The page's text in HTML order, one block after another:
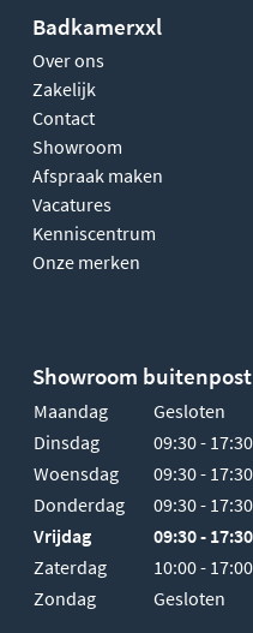
Badkamerxxl
Over ons
Zakelijk
Contact
Showroom
Afspraak maken
Vacatures
Kenniscentrum
Onze merken
Showroom buitenpost
Maandag
Gesloten
Dinsdag
09:30 - 17:30
Woensdag
09:30 - 17:30
Donderdag
09:30 - 17:30
Vrijdag
09:30 - 17:30
Zaterdag
10:00 - 17:00
Zondag
Gesloten